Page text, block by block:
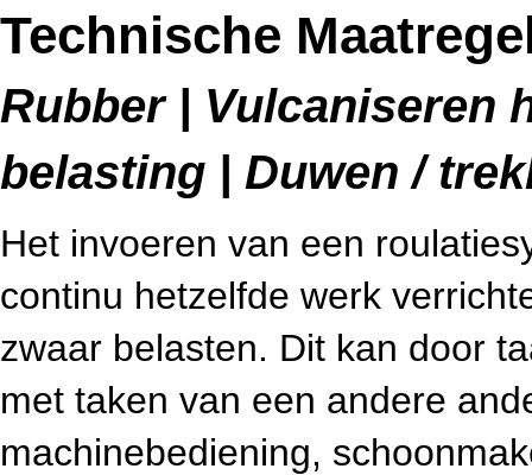
Technische
Rubber | Vulcaniseren
belasting | Duwen /
Het invoeren van een
continu hetzelfde werk
zwaar belasten. Dit kan door
met taken van een andere
machinebediening,